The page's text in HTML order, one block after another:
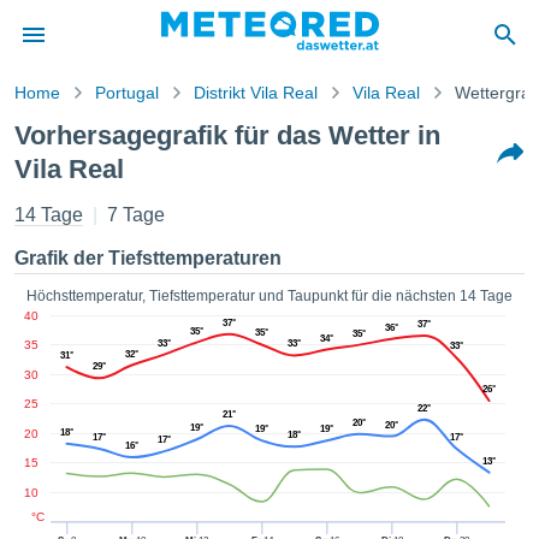
von
dass
von
diese
die
cookies
digitale
Home Portugal Distrikt Vila Real Vila Real
Vorhersagegrafik für das Wetter in
Vila Real
14 Tage 7 Tage
Grafik der Tiefsttemperaturen
Höchsttemperatur, Tiefsttemperatur und Taupunkt für die nächsten 14 Tage
10
15
20
25
30
35
40
°C
31°
29°
32°
33°
35°
37°
35°
33°
34° 35°
36°
37°
33°
26°
18° 17°
16°
17°
19°
21°
19°
18°
19°
20° 20°
22°
17°
13°